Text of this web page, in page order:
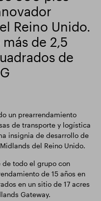
Reino Unido.
de 2,5
de
un prearrendamiento
de transporte y logística
insignia de desarrollo de
del Reino Unido.
de todo el grupo con
de 15 años en
en un sitio de 17 acres
Gateway.